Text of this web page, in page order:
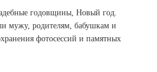
годовщины, Новый год.
мужу, родителям, бабушкам и
фотосессий и памятных